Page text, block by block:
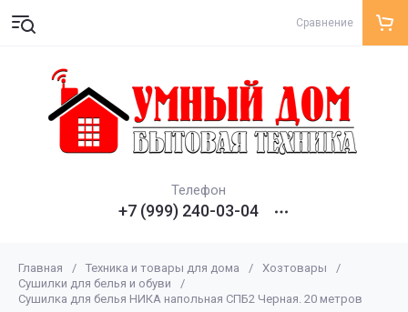
Телефон
+7 (999) 240-03-04
Сравнение
Главная / Техника и товары для дома / Хозтовары
/
Сушилки для белья и обуви
/
Сушилка для белья НИКА напольная СПБ2 Черная. 20 метров